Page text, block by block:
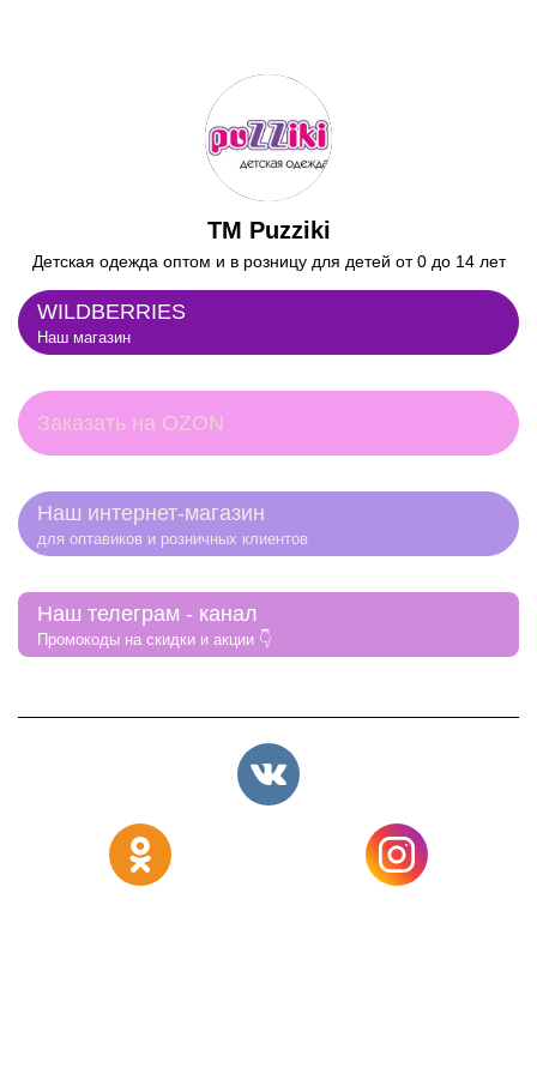
TM Puzziki
Детская одежда оптом и в розницу для детей от 0 до 14 лет
WILDBERRIES
Наш магазин
Заказать на OZON
Наш интернет-магазин
для оптавиков и розничных клиентов
Наш телеграм - канал
Промокоды на скидки и акции 👇